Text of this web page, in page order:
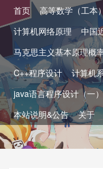
首页 高等数学（工本）
计算机网络原理
中国
马克思主义基本原理概
C++程序设计
计算机
java语言程序设计（一）
本站说明&公告
关于